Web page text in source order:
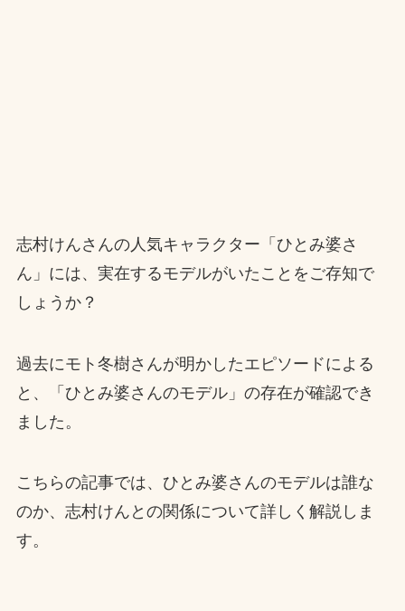
志村けんさんの人気キャラクター「ひとみ婆さ
ん」には、実在するモデルがいたことをご存知で
しょうか？
過去にモト冬樹さんが明かしたエピソードによる
と、「ひとみ婆さんのモデル」の存在が確認でき
ました。
こちらの記事では、ひとみ婆さんのモデルは誰な
のか、志村けんとの関係について詳しく解説しま
す。